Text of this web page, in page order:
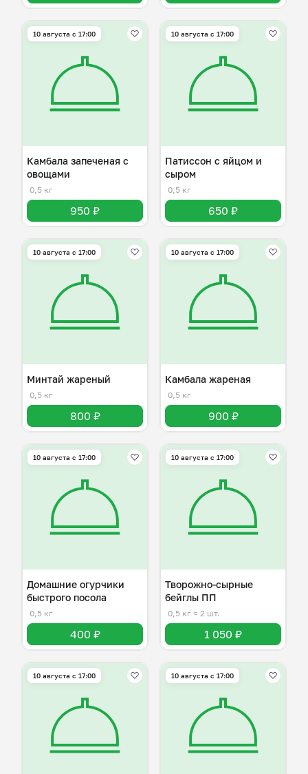
10 августа с 17:00
Камбала запеченая с
овощами
0,5 кг
950 ₽
10 августа с 17:00
Патиссон с яйцом и
сыром
0,5 кг
650 ₽
10 августа с 17:00
Минтай жареный
0,5 кг
800 ₽
10 августа с 17:00
Камбала жареная
0,5 кг
900 ₽
10 августа с 17:00
Домашние огурчики
быстрого посола
0,5 кг
400 ₽
10 августа с 17:00
Творожно-сырные
бейглы ПП
0,5 кг ≈ 2 шт.
1 050 ₽
10 августа с 17:00 10 августа с 17:00